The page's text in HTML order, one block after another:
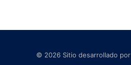
© 2026 Sitio desarrollado por